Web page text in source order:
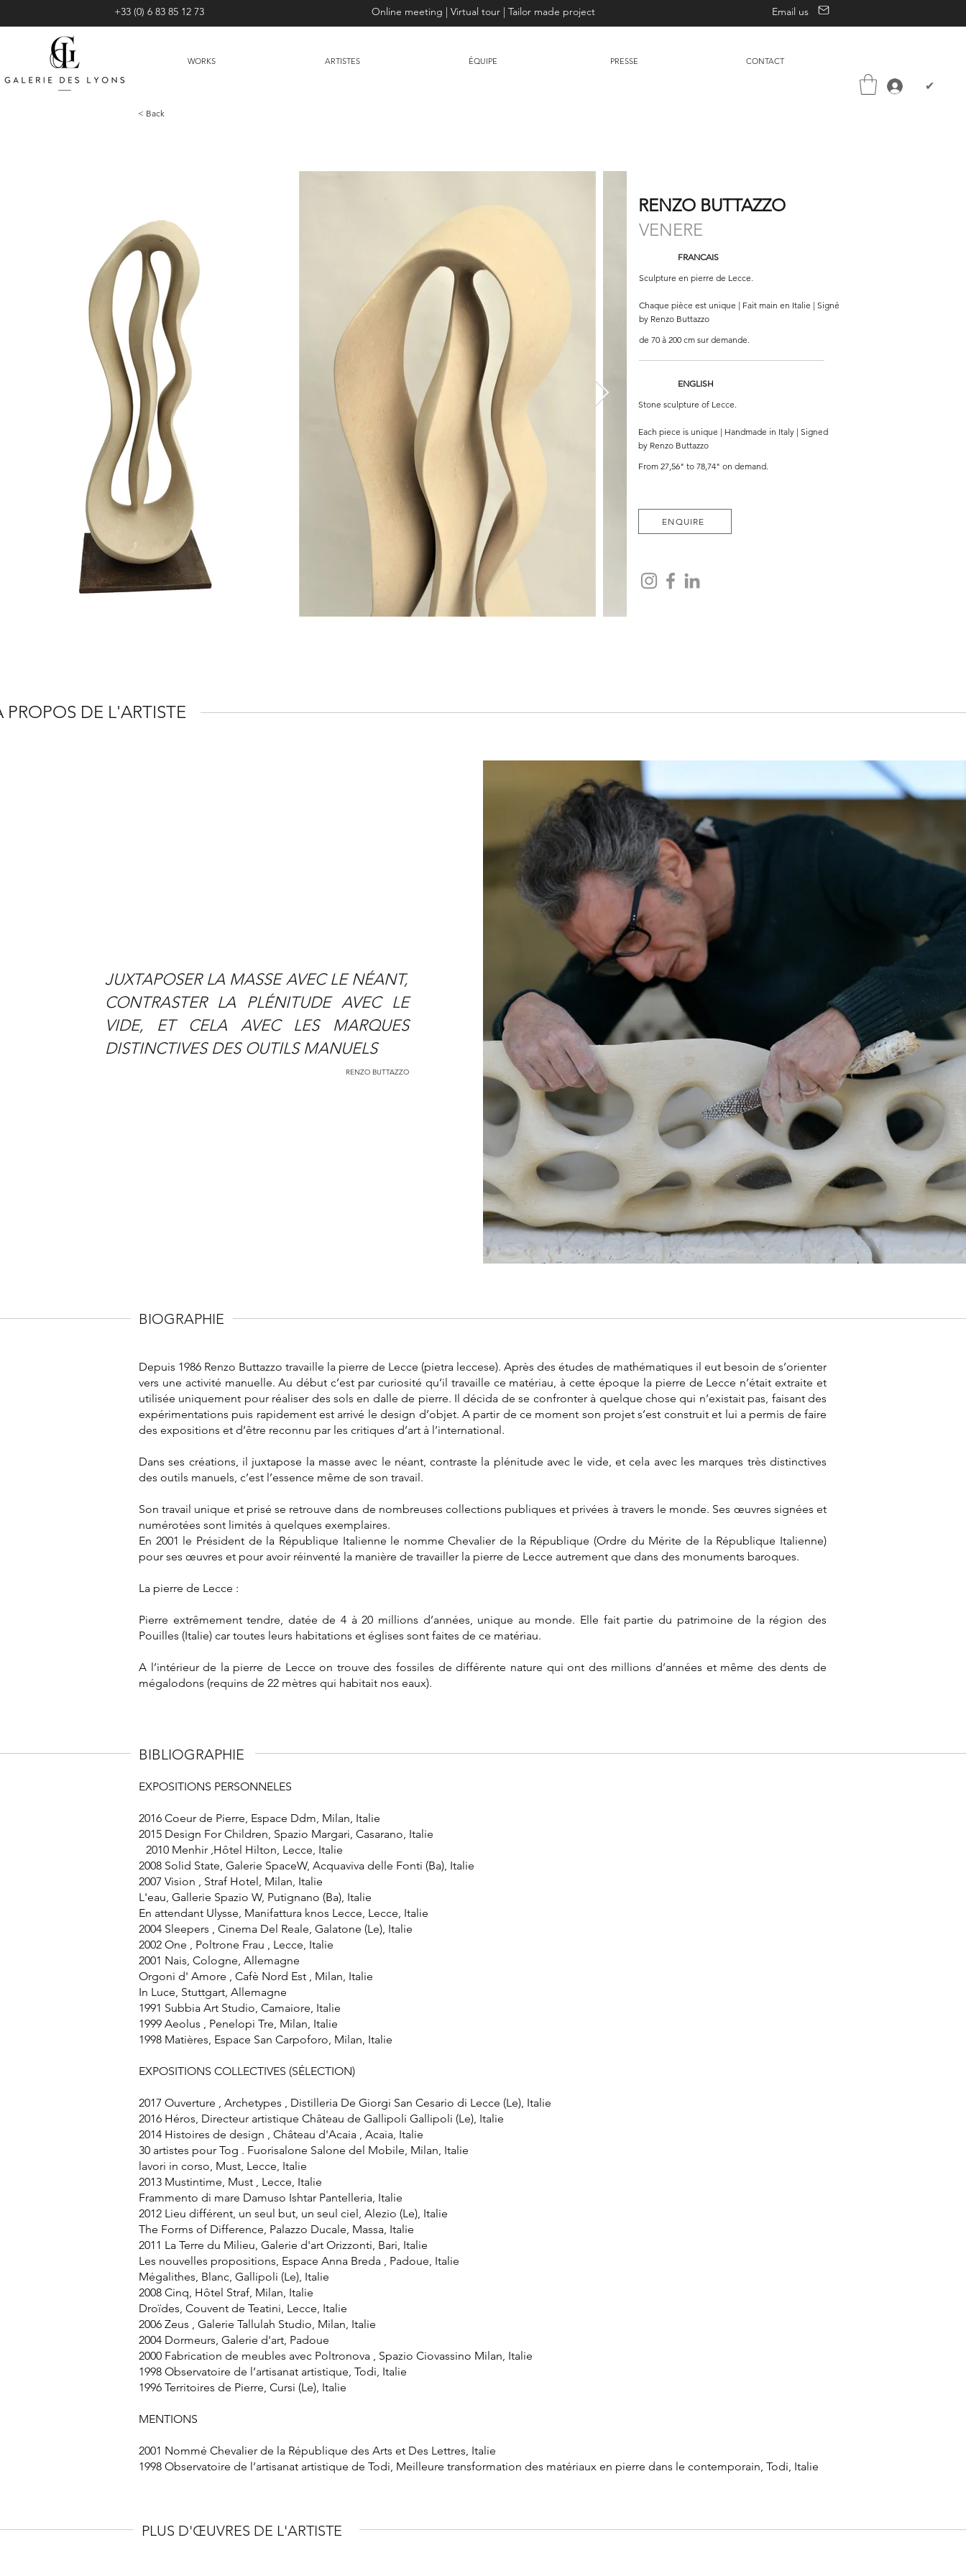
+33 (0) 6 83 85 12 73 Online meeting | Virtual tour | Tailor made project Email us
WORKS ARTISTES ÉQUIPE PRESSE CONTACT
✔
RENZO BUTTAZZO
VENERE
FRANCAIS
Sculpture en pierre de Lecce.
Chaque pièce est unique | Fait main en Italie | Signé
by Renzo Buttazzo
de 70 à 200 cm sur demande.
ENGLISH
Stone sculpture of Lecce.
Each piece is unique | Handmade in Italy | Signed
by Renzo Buttazzo
From 27,56" to 78,74" on demand.
ENQUIRE
< Back
PROPOS DE L'ARTISTE
JUXTAPOSER LA MASSE AVEC LE NÉANT,
CONTRASTER LA PLÉNITUDE AVEC LE
VIDE, ET CELA AVEC LES MARQUES
DISTINCTIVES DES OUTILS MANUELS
RENZO BUTTAZZO
BIOGRAPHIE
Depuis 1986 Renzo Buttazzo travaille la pierre de Lecce (pietra leccese). Après des études de mathématiques il eut besoin de s’orienter
vers une activité manuelle. Au début c’est par curiosité qu’il travaille ce matériau, à cette époque la pierre de Lecce n’était extraite et
utilisée uniquement pour réaliser des sols en dalle de pierre. Il décida de se confronter à quelque chose qui n’existait pas, faisant des
expérimentations puis rapidement est arrivé le design d’objet. A partir de ce moment son projet s’est construit et lui a permis de faire
des expositions et d’être reconnu par les critiques d’art à l’international.
Dans ses créations, il juxtapose la masse avec le néant, contraste la plénitude avec le vide, et cela avec les marques très distinctives
des outils manuels, c’est l’essence même de son travail.
Son travail unique et prisé se retrouve dans de nombreuses collections publiques et privées à travers le monde. Ses œuvres signées et
numérotées sont limités à quelques exemplaires.
En 2001 le Président de la République Italienne le nomme Chevalier de la République (Ordre du Mérite de la République Italienne)
pour ses œuvres et pour avoir réinventé la manière de travailler la pierre de Lecce autrement que dans des monuments baroques.
La pierre de Lecce :
Pierre extrêmement tendre, datée de 4 à 20 millions d’années, unique au monde. Elle fait partie du patrimoine de la région des
Pouilles (Italie) car toutes leurs habitations et églises sont faites de ce matériau.
A l’intérieur de la pierre de Lecce on trouve des fossiles de différente nature qui ont des millions d’années et même des dents de
mégalodons (requins de 22 mètres qui habitait nos eaux).
BIBLIOGRAPHIE
EXPOSITIONS PERSONNELES
2016 Coeur de Pierre, Espace Ddm, Milan, Italie
2015 Design For Children, Spazio Margari, Casarano, Italie
2010 Menhir ,Hôtel Hilton, Lecce, Italie
2008 Solid State, Galerie SpaceW, Acquaviva delle Fonti (Ba), Italie
2007 Vision , Straf Hotel, Milan, Italie
L'eau, Gallerie Spazio W, Putignano (Ba), Italie
En attendant Ulysse, Manifattura knos Lecce, Lecce, Italie
2004 Sleepers , Cinema Del Reale, Galatone (Le), Italie
2002 One , Poltrone Frau , Lecce, Italie
2001 Nais, Cologne, Allemagne
Orgoni d' Amore , Cafè Nord Est , Milan, Italie
In Luce, Stuttgart, Allemagne
1991 Subbia Art Studio, Camaiore, Italie
1999 Aeolus , Penelopi Tre, Milan, Italie
1998 Matières, Espace San Carpoforo, Milan, Italie
EXPOSITIONS COLLECTIVES (SÉLECTION)
2017 Ouverture , Archetypes , Distilleria De Giorgi San Cesario di Lecce (Le), Italie
2016 Héros, Directeur artistique Château de Gallipoli Gallipoli (Le), Italie
2014 Histoires de design , Château d'Acaia , Acaia, Italie
30 artistes pour Tog . Fuorisalone Salone del Mobile, Milan, Italie
lavori in corso, Must, Lecce, Italie
2013 Mustintime, Must , Lecce, Italie
Frammento di mare Damuso Ishtar Pantelleria, Italie
2012 Lieu différent, un seul but, un seul ciel, Alezio (Le), Italie
The Forms of Difference, Palazzo Ducale, Massa, Italie
2011 La Terre du Milieu, Galerie d'art Orizzonti, Bari, Italie
Les nouvelles propositions, Espace Anna Breda , Padoue, Italie
Mégalithes, Blanc, Gallipoli (Le), Italie
2008 Cinq, Hôtel Straf, Milan, Italie
Droïdes, Couvent de Teatini, Lecce, Italie
2006 Zeus , Galerie Tallulah Studio, Milan, Italie
2004 Dormeurs, Galerie d'art, Padoue
2000 Fabrication de meubles avec Poltronova , Spazio Ciovassino Milan, Italie
1998 Observatoire de l’artisanat artistique, Todi, Italie
1996 Territoires de Pierre, Cursi (Le), Italie
MENTIONS
2001 Nommé Chevalier de la République des Arts et Des Lettres, Italie
1998 Observatoire de l’artisanat artistique de Todi, Meilleure transformation des matériaux en pierre dans le contemporain, Todi, Italie
PLUS D'ŒUVRES DE L'ARTISTE